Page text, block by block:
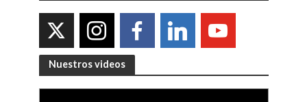
Nuestros videos